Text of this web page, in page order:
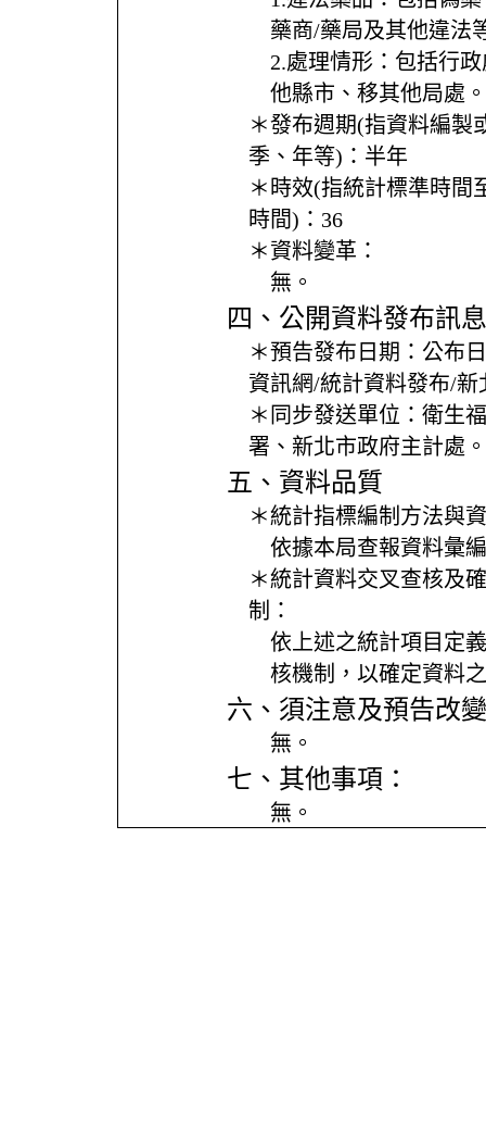
藥商/藥局及其他違法
2.處理情形：包括行
他縣市、移其他局處。
＊發布週期(指資料編製
季、年等)： 半年
＊時效(指統計標準時間
時間)： 36
＊資料變革：
無。
四、公開資料發布訊息
＊預告發布日期： 公布
資訊網/統計資料發布/
＊同步發送單位： 衛生
署、新北市政府主計處。
五、資料品質
＊統計指標編制方法與
依據本局查報資料彙
＊統計資料交叉查核及
制：
依上述之統計項目定
核機制，以確定資料
六、須注意及預告改
無。
七、其他事項：
無。